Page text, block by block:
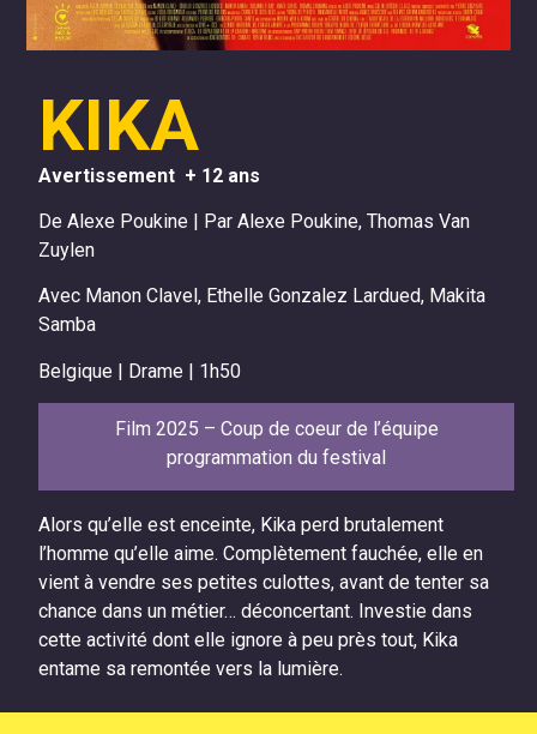
KIKA
Avertissement + 12 ans
De Alexe Poukine | Par Alexe Poukine, Thomas Van
Zuylen
Avec Manon Clavel, Ethelle Gonzalez Lardued, Makita
Samba
Belgique | Drame | 1h50
Film 2025 – Coup de coeur de l’équipe
programmation du festival
Alors qu’elle est enceinte, Kika perd brutalement
l’homme qu’elle aime. Complètement fauchée, elle en
vient à vendre ses petites culottes, avant de tenter sa
chance dans un métier… déconcertant. Investie dans
cette activité dont elle ignore à peu près tout, Kika
entame sa remontée vers la lumière.